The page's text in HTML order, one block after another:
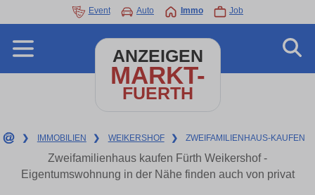
Event Auto Immo Job
ANZEIGEN
MARKT-
FUERTH
❯ IMMOBILIEN ❯ WEIKERSHOF ❯ ZWEIFAMILIENHAUS-KAUFEN
Zweifamilienhaus kaufen Fürth Weikershof -
Eigentumswohnung in der Nähe finden auch von privat